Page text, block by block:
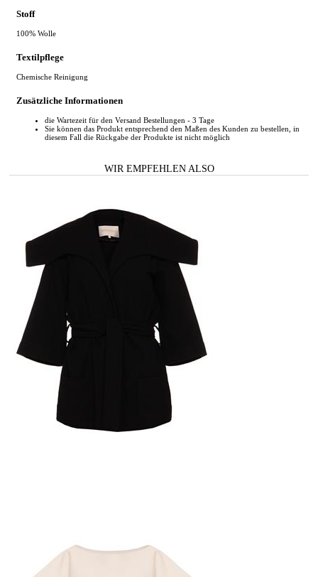
Stoff
100% Wolle
Textilpflege
Chemische Reinigung
Zusätzliche Informationen
die Wartezeit für den Versand Bestellungen - 3 Tage
Sie können das Produkt entsprechend den Maßen des Kunden zu bestellen, in
diesem Fall die Rückgabe der Produkte ist nicht möglich
WIR EMPFEHLEN ALSO